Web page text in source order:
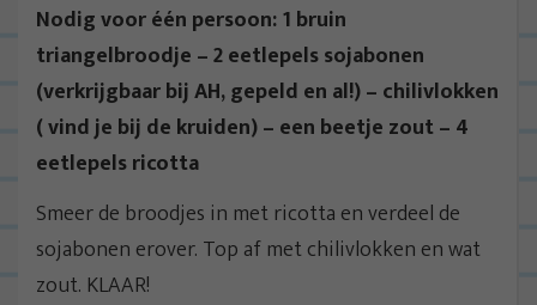
Nodig voor één persoon: 1 bruin
triangelbroodje – 2 eetlepels sojabonen
(verkrijgbaar bij AH, gepeld en al!) – chilivlokken
( vind je bij de kruiden) – een beetje zout – 4
eetlepels ricotta
Smeer de broodjes in met ricotta en verdeel de
sojabonen erover. Top af met chilivlokken en wat
zout. KLAAR!